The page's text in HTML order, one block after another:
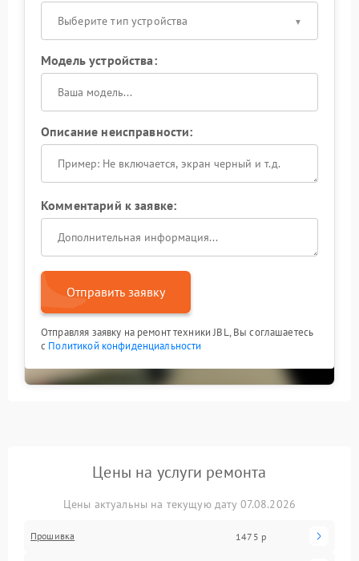
Выберите тип устройства
Модель устройства:
Описание неисправности:
Комментарий к заявке:
Отправить заявку
Отправляя заявку на ремонт техники JBL, Вы соглашаетесь
с Политикой конфиденциальности
Цены на услуги ремонта
Цены актуальны на текущую дату 07.08.2026
Прошивка 1475 р